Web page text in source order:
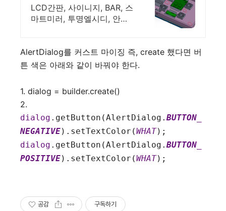
수함체
LCD간판, 사이니지, BAR, 스
마트미러, 투명엘시디, 안드
AlertDialog를 커스트 마이징 즉, create 했다면 버
튼 색은 아래와 같이 바꿔야 한다.
1. dialog = builder.create()
2.
dialog .getButton(AlertDialog. BUTTON_
NEGATIVE).setTextColor(WHAT);
dialog .getButton(AlertDialog. BUTTON_
POSITIVE).setTextColor(WHAT);
공감 구독하기